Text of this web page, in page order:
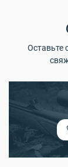
Оставьте